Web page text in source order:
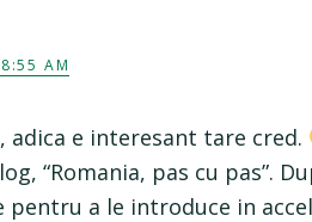
AM
adica e interesant tare cred.
“Romania, pas cu pas”.
pentru a le introduce in